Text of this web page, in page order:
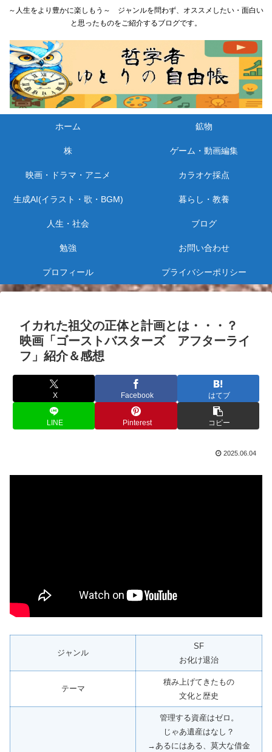
～人生をより豊かに楽しもう～ ジャンルを問わず、オススメしたい・面白い
と思ったものをご紹介するブログです。
ホーム 鉱物
株 ゲーム・動画編集
映画・ドラマ・アニメ カラオケ採点
生成AI(イラスト・歌・BGM) 暮らし・教養
人生・社会 ブログ
勉強 お問い合わせ
プロフィール プライバシーポリシー
イカれた祖父の正体と計画とは・・・？
映画「ゴーストバスターズ アフターライ
フ」紹介＆感想
X Facebook はてブ
LINE Pinterest コピー
2025.06.04
ジャンル
SF
お化け退治
テーマ
積み上げてきたもの
文化と歴史
管理する資産はゼロ。
じゃあ遺産はなし？
→あるにはある、莫大な借金